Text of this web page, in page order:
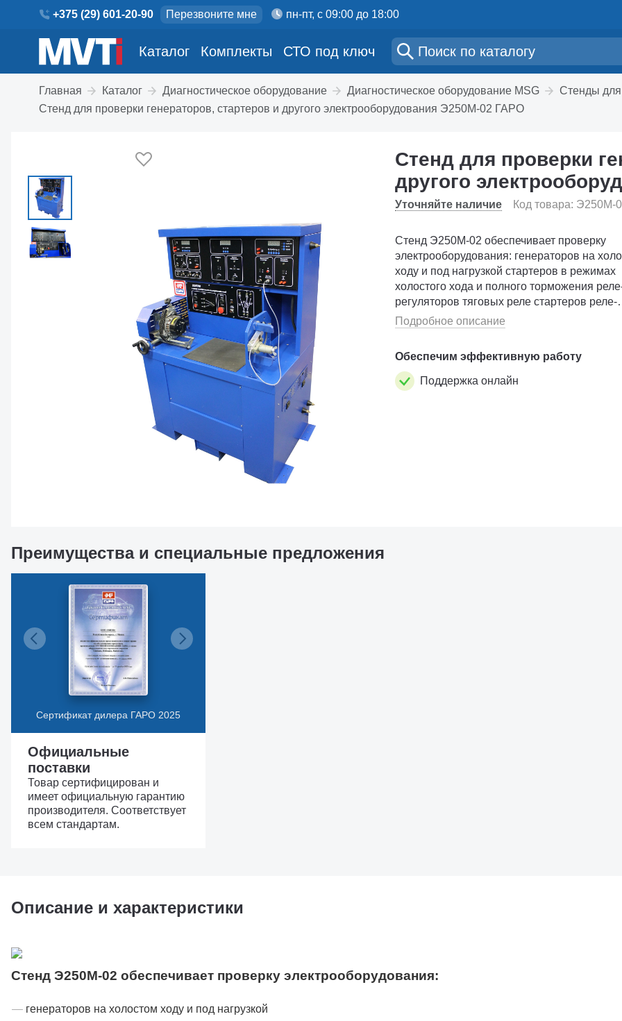
+375 (29) 601-20-90 Перезвоните мне пн-пт, с 09:00 до 18:00
Каталог Комплекты СТО под ключ
Главная Каталог Диагностическое оборудование Диагностическое оборудование MSG
Стенды для
Стенд для проверки генераторов, стартеров и другого электрооборудования Э250М-02 ГАРО
Стенд для проверки
другого
Уточняйте наличие Код товара: Э250М-
Стенд Э250М-02 обеспечивает проверку
электрооборудования: генераторов на холостом
ходу и под нагрузкой стартеров в режимах
холостого хода и полного торможения реле-
регуляторов тяговых реле стартеров реле-
прерывателей коммута...
Подробное описание
Обеспечим эффективную работу
Поддержка онлайн
Преимущества и специальные предложения
Сертификат дилера ГАРО 2025
Официальные
поставки
Товар сертифицирован и
имеет официальную гарантию
производителя. Соответствует
всем стандартам.
Описание и характеристики
Стенд Э250М-02 обеспечивает проверку электрооборудования:
генераторов на холостом ходу и под нагрузкой